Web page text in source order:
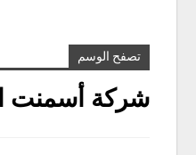
تصفح الوسم
شركة أسمنت